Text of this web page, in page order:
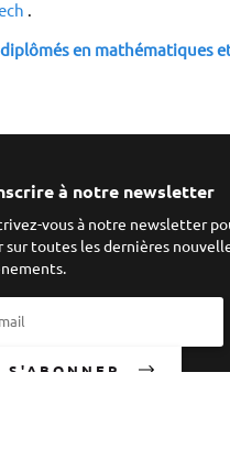
.
en mathématiques
à notre newsletter
vous à notre newsletter
sur toutes les dernières
S'ABONNER